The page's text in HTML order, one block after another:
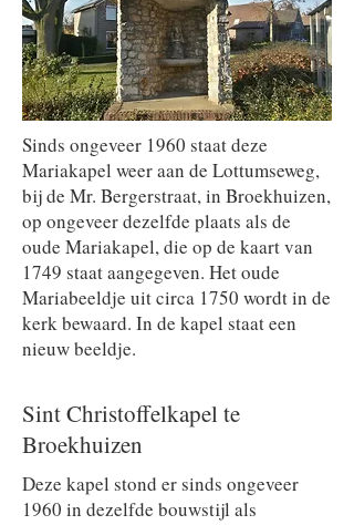
Sinds ongeveer 1960 staat deze
Mariakapel weer aan de Lottumseweg,
bij de Mr. Bergerstraat, in Broekhuizen,
op ongeveer dezelfde plaats als de
oude Mariakapel, die op de kaart van
1749 staat aangegeven. Het oude
Mariabeeldje uit circa 1750 wordt in de
kerk bewaard. In de kapel staat een
nieuw beeldje.
Sint Christoffelkapel te
Broekhuizen
Deze kapel stond er sinds ongeveer
1960 in dezelfde bouwstijl als